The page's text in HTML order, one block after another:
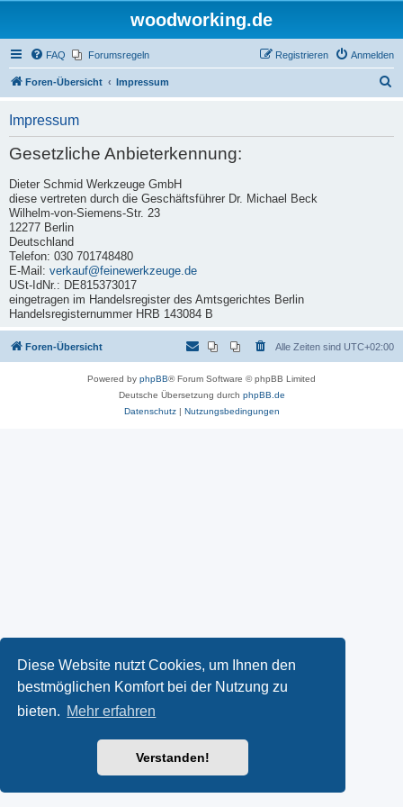
Diese Website nutzt Cookies, um Ihnen den
bestmöglichen Komfort bei der Nutzung zu
bieten. Mehr erfahren
Verstanden!
woodworking.de
FAQ Forumsregeln Anmelden
Registrieren
Foren-Übersicht Impressum
Impressum
Gesetzliche Anbieterkennung:
Dieter Schmid Werkzeuge GmbH
diese vertreten durch die Geschäftsführer Dr. Michael Beck
Wilhelm-von-Siemens-Str. 23
12277 Berlin
Deutschland
Telefon: 030 701748480
E-Mail: verkauf@feinewerkzeuge.de
USt-IdNr.: DE815373017
eingetragen im Handelsregister des Amtsgerichtes Berlin
Handelsregisternummer HRB 143084 B
Foren-Übersicht Alle Zeiten sind UTC+02:00
Powered by phpBB® Forum Software © phpBB Limited
Deutsche Übersetzung durch phpBB.de
Datenschutz| Nutzungsbedingungen